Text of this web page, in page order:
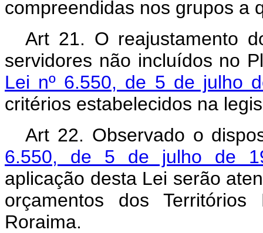
compreendidas nos grupos a
Art 21. O reajustamento
servidores não incluídos no
Lei nº 6.550, de 5 de julho
critérios estabelecidos na
Art 22. Observado o
6.550, de 5 de julho de
aplicação desta Lei serão
orçamentos dos
Roraima.